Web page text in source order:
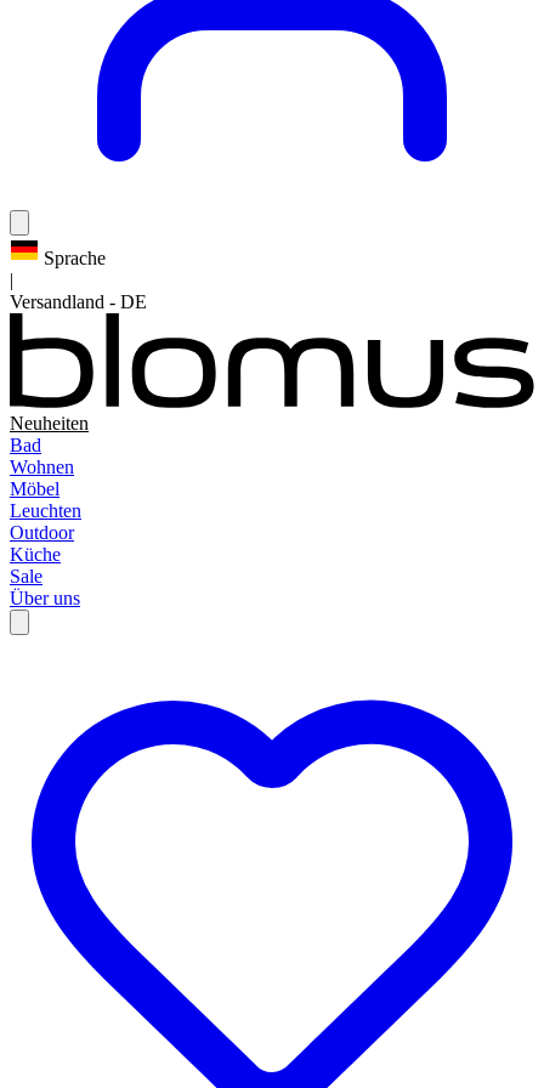
Sprache
|
Versandland - DE
Neuheiten
Bad
Wohnen
Möbel
Leuchten
Outdoor
Küche
Sale
Über uns